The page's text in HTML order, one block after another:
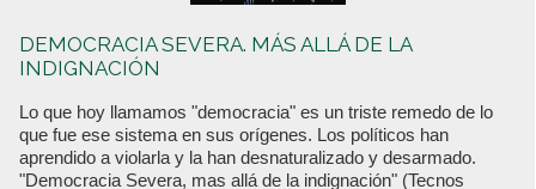
DEMOCRACIA SEVERA. MÁS ALLÁ DE LA
INDIGNACIÓN
Lo que hoy llamamos "democracia" es un triste remedo de lo
que fue ese sistema en sus orígenes. Los políticos han
aprendido a violarla y la han desnaturalizado y desarmado.
"Democracia Severa, mas allá de la indignación" (Tecnos